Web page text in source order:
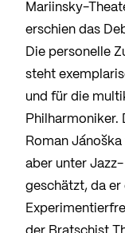
Mariinsky-
erschien das
Die personelle
steht
und für die
Philharmoniker.
Roman
aber unter
geschätzt, da er